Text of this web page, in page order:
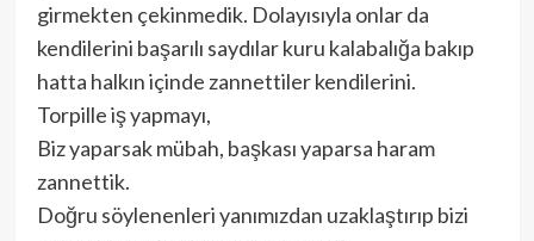
girmekten çekinmedik. Dolayısıyla onlar da
kendilerini başarılı saydılar kuru kalabalığa bakıp
hatta halkın içinde zannettiler kendilerini.
Torpille iş yapmayı,
Biz yaparsak mübah, başkası yaparsa haram
zannettik.
Doğru söylenenleri yanımızdan uzaklaştırıp bizi